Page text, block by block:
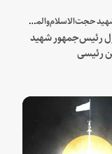
در جمع خانواده و نزدیکان شهید حجت‌الاسلام‌والمسلمین رئیسی:
رئیس‌جمهور شهید
رئیسی